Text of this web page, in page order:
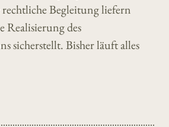
rechtliche Begleitung liefern
Realisierung des
sicherstellt. Bisher läuft alles